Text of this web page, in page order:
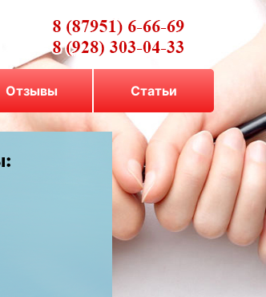
Отзывы Cтатьи